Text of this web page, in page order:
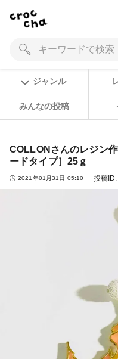
ジャンル
みんなの投稿
COLLONさんのレジン
ードタイプ］25ｇ
2021年01月31日 05:10 投稿ID: